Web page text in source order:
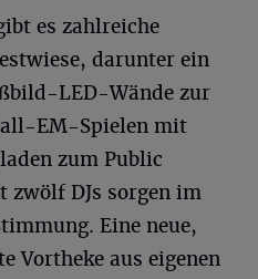
es zahlreiche
darunter ein
LED-Wände zur
EM-Spielen mit
zum Public
zwölf DJs sorgen im
Eine neue,
Vortheke aus eigenen